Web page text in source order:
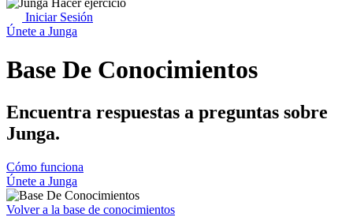
Iniciar Sesión
Únete a Junga
Base De Conocimientos
Encuentra respuestas a preguntas sobre
Junga.
Cómo funciona
Únete a Junga
Volver a la base de conocimientos